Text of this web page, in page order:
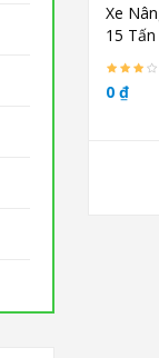
Xe
15
0 ₫